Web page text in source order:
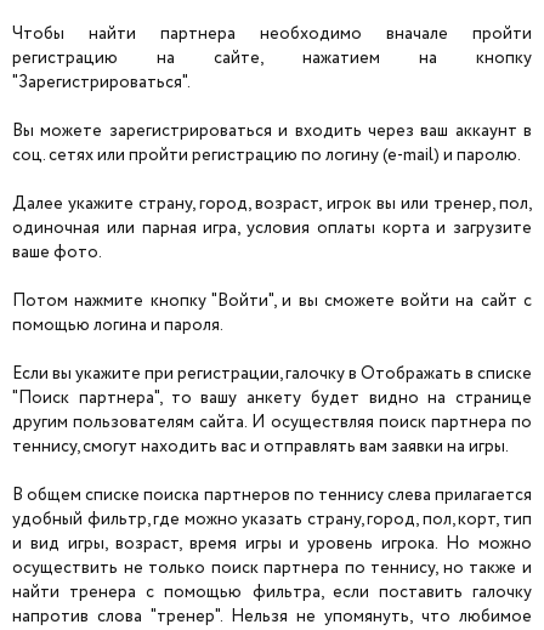
Чтобы найти партнера необходимо вначале пройти
регистрацию на сайте, нажатием на кнопку
"Зарегистрироваться".
Вы можете зарегистрироваться и входить через ваш аккаунт в
соц. сетях или пройти регистрацию по логину (e-mail) и паролю.
Далее укажите страну, город, возраст, игрок вы или тренер, пол,
одиночная или парная игра, условия оплаты корта и загрузите
ваше фото.
Потом нажмите кнопку "Войти", и вы сможете войти на сайт с
помощью логина и пароля.
Если вы укажите при регистрации, галочку в Отображать в списке
"Поиск партнера", то вашу анкету будет видно на странице
другим пользователям сайта. И осуществляя поиск партнера по
теннису, смогут находить вас и отправлять вам заявки на игры.
В общем списке поиска партнеров по теннису слева прилагается
удобный фильтр, где можно указать страну, город, пол, корт, тип
и вид игры, возраст, время игры и уровень игрока. Но можно
осуществить не только поиск партнера по теннису, но также и
найти тренера с помощью фильтра, если поставить галочку
напротив слова "тренер". Нельзя не упомянуть, что любимое